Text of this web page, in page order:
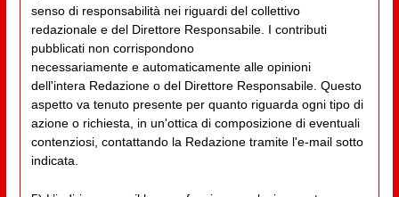
senso di responsabilità nei riguardi del collettivo
redazionale e del Direttore Responsabile. I contributi
pubblicati non corrispondono
necessariamente e automaticamente alle opinioni
dell'intera Redazione o del Direttore Responsabile. Questo
aspetto va tenuto presente per quanto riguarda ogni tipo di
azione o richiesta, in un'ottica di composizione di eventuali
contenziosi, contattando la Redazione tramite l'e-mail sotto
indicata.